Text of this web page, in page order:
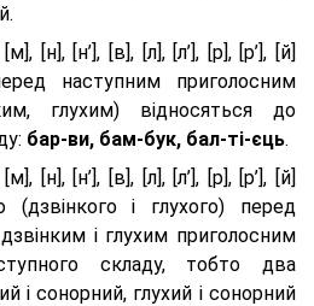
[н], [н’], [в], [л], [л’], [р], [р’], [й]
наступним приголосним
глухим) відносяться до
бар-ви, бам-бук, бал-ті-єць.
[н], [н’], [в], [л], [л’], [р], [р’], [й]
(дзвінкого і глухого) перед
і глухим приголосним
складу, тобто два
і сонорний, глухий і сонорний